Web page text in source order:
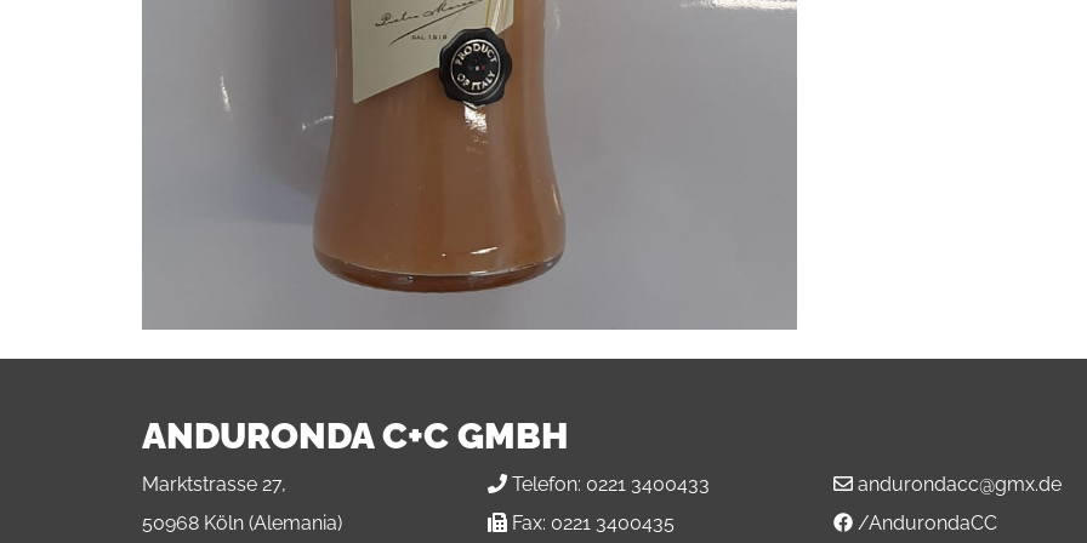
ANDURONDA C+C GMBH
Marktstrasse 27,
50968 Köln (Alemania)
Telefon: 0221 3400433
Fax: 0221 3400435
andurondacc@gmx.de
/AndurondaCC